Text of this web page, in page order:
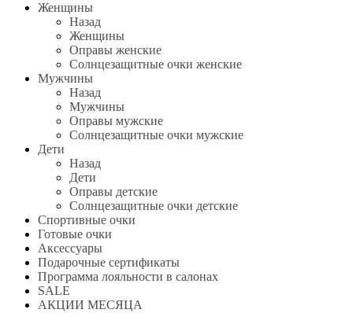
Женщины
Назад
Женщины
Оправы женские
Солнцезащитные очки женские
Мужчины
Назад
Мужчины
Оправы мужские
Солнцезащитные очки мужские
Дети
Назад
Дети
Оправы детские
Солнцезащитные очки детские
Спортивные очки
Готовые очки
Аксессуары
Подарочные сертификаты
Программа лояльности в салонах
SALE
АКЦИИ МЕСЯЦА